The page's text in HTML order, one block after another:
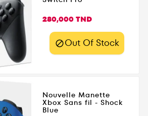
Prix
280,000 TND
Out Of Stock
Nouvelle Manette
Xbox Sans fil - Shock
Blue